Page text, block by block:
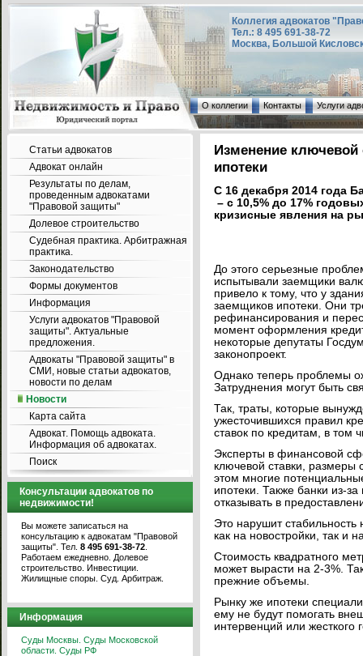
Коллегия адвокатов
Тел.: 8 495 691-38-72
Москва, Большой
О коллегии Контакты Услуги
Статьи адвокатов
Адвокат онлайн
Результаты по делам,
проведенным адвокатами
"Правовой защиты"
Долевое строительство
Судебная практика. Арбитражная
практика.
Законодательство
Формы документов
Информация
Услуги адвокатов "Правовой
защиты". Актуальные
предложения.
Адвокаты "Правовой защиты" в
СМИ, новые статьи адвокатов,
новости по делам
Новости
Карта сайта
Адвокат. Помощь адвоката.
Информация об адвокатах.
Поиск
Консультации адвокатов по
недвижимости!
Вы можете записаться на
консультацию к адвокатам "Правовой
защиты". Тел. 8 495 691-38-72
Работаем ежедневно. Долевое
строительство. Инвестиции.
Жилищные споры. Суд. Арбитраж.
Информация
Суды Москвы. Суды Московской
области. Суды РФ
Изменение ключевой
ипотеки
С 16 декабря 2014 года
– с 10,5% до 17%
кризисные явления на
До этого серьезные
испытывали заемщики
привело к тому, что у
заемщиков ипотеки. Они
рефинансирования и
момент оформления
некоторые депутаты
законопроект.
Однако теперь проблемы
Затруднения могут быть
Так, траты, которые
ужесточившихся правил
ставок по кредитам, в том
Эксперты в финансовой
ключевой ставки, размеры
этом многие
ипотеки. Также банки из-
отказывать в
Это нарушит
как на новостройки, так и
Стоимость квадратного
может вырасти на 2-3%.
прежние объемы.
Рынку же ипотеки
ему не будут помогать
интервенций или жесткого